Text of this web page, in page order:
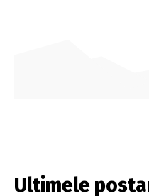
Ultimele